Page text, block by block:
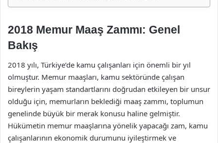
2018 Memur Maaş Zammı: Genel
Bakış
2018 yılı, Türkiye’de kamu çalışanları için önemli bir yıl
olmuştur. Memur maaşları, kamu sektöründe çalışan
bireylerin yaşam standartlarını doğrudan etkileyen bir unsur
olduğu için, memurların beklediği maaş zammı, toplumun
genelinde büyük bir merak konusu haline gelmiştir.
Hükümetin memur maaşlarına yönelik yapacağı zam, kamu
çalışanlarının ekonomik durumunu iyileştirmek ve